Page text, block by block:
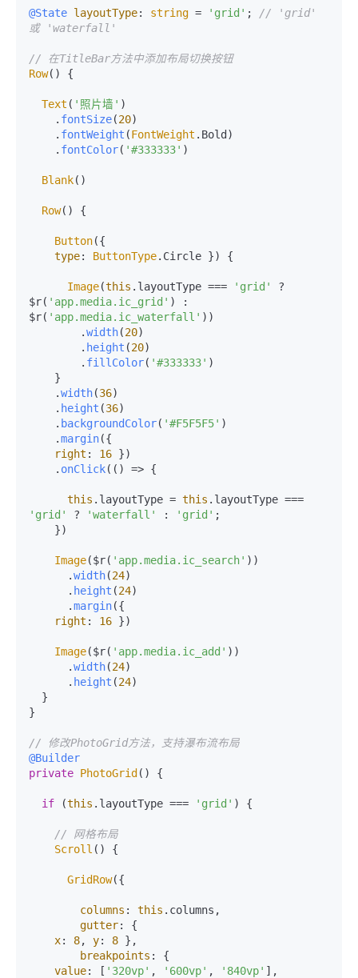
@State layoutType: string = 'grid' ;
// 'grid'
或 'waterfall'
// 在TitleBar方法中添加布局切换按钮
Row() {
Text ( '照片墙' )
    .
fontSize(20)
    .
fontWeight (FontWeight . Bold)
    .
fontColor( '#333333' )
Blank()
Row() {
Button({
type: ButtonType. Circle }) {
Image(this . layoutType === 'grid'
?
$r( 'app.media.ic_grid' ) :
$r( 'app.media.ic_waterfall' ))
        .
width(20)
        .
height (20)
        .
fillColor( '#333333' )
    .
width(36)
    .
height (36)
    .
backgroundColor( '#F5F5F5' )
    .
margin({
right : 16 })
    .
onClick( () => {
this . layoutType = this . layoutType
'grid'
? 'waterfall' : 'grid' ;
Image($r( 'app.media.ic_search' ))
      .
width(24)
      .
height (24)
      .
margin({
right : 16 })
Image($r( 'app.media.ic_add' ))
      .
width(24)
      .
height (24)
}
// 修改PhotoGrid方法，支持瀑布流布局
@Builder
private PhotoGrid() {
if (this . layoutType === 'grid' ) {
// 网格布局
Scroll () {
GridRow({
columns : this . columns ,
gutter: {
x: 8, y: 8 },
breakpoints : {
value: [ '320vp' , '600vp' , '840vp'